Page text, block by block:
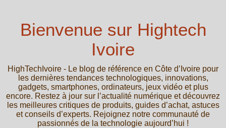
Bienvenue sur Hightech
Ivoire
HighTechIvoire - Le blog de référence en Côte d’Ivoire pour
les dernières tendances technologiques, innovations,
gadgets, smartphones, ordinateurs, jeux vidéo et plus
encore. Restez à jour sur l’actualité numérique et découvrez
les meilleures critiques de produits, guides d’achat, astuces
et conseils d’experts. Rejoignez notre communauté de
passionnés de la technologie aujourd’hui !